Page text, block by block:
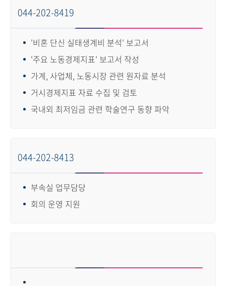
044-202-8419
'비혼 단신 실태생계비 분석' 보고서
'주요 노동경제지표' 보고서 작성
가계, 사업체, 노동시장 관련 원자료 분석
거시경제지표 자료 수집 및 검토
국내외 최저임금 관련 학술연구 동향 파악
044-202-8413
부속실 업무담당
회의 운영 지원